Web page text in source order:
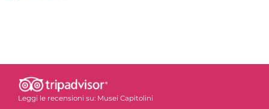
Leggi le recensioni su: Musei Capitolini